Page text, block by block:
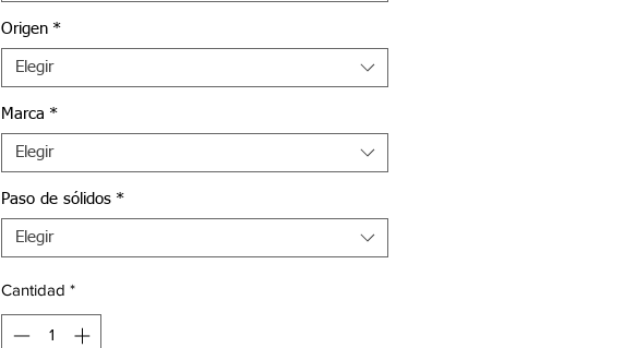
Origen *
Elegir
Marca *
Elegir
Paso de sólidos *
Elegir
Cantidad *